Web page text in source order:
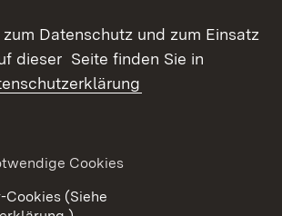
Kontakt
Erklärung zur
Barrierefreiheit
Datenschutz und zum Einsatz
dieser Seite finden Sie in
Cookies
(Siehe